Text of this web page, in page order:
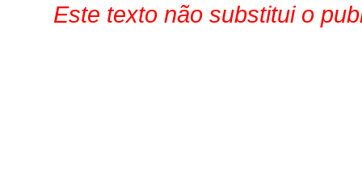
Este texto não substitui o